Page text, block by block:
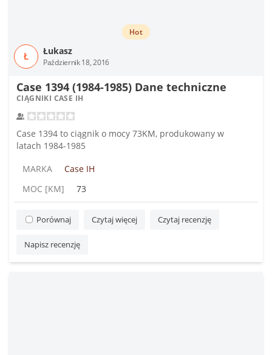
Ł Łukasz
Październik 18, 2016
Hot
Case 1394 (1984-1985) Dane techniczne
CIĄGNIKI CASE IH
Case 1394 to ciągnik o mocy 73KM, produkowany w
latach 1984-1985
MARKA
Case IH
MOC [KM]
73
Porównaj Czytaj więcej Czytaj recenzję
Napisz recenzję